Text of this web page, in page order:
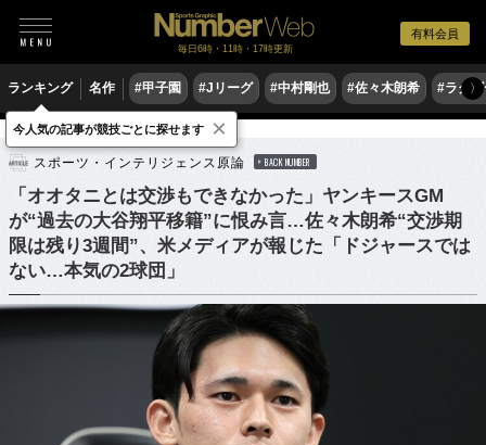
有料会員
毎日6時・11時・17時更新
ランキング 名作 #甲子園 #Jリーグ #中村剛也 #佐々木朗希 #ラグ〉
野球 MLB
スポーツ・インテリジェンス原論 BACK NUMBER
「オオタニとは交渉もできなかった」ヤンキースGM
が“過去の大谷翔平移籍”に恨み言…佐々木朗希“交渉期
限は残り3週間”、米メディアが報じた「ドジャースでは
ない…本気の2球団」
今人気の記事が競技ごとに探せます ×